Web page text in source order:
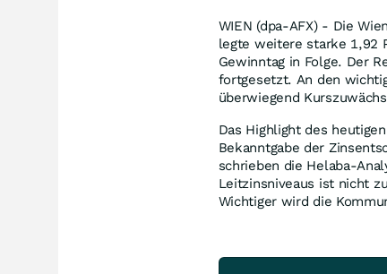
WIEN (dpa-AFX) - Die
legte weitere starke 1,92
Gewinntag in Folge. Der
fortgesetzt. An den
überwiegend
Das Highlight des
Bekanntgabe der
schrieben die Helaba-
Leitzinsniveaus ist nicht
Wichtiger wird die